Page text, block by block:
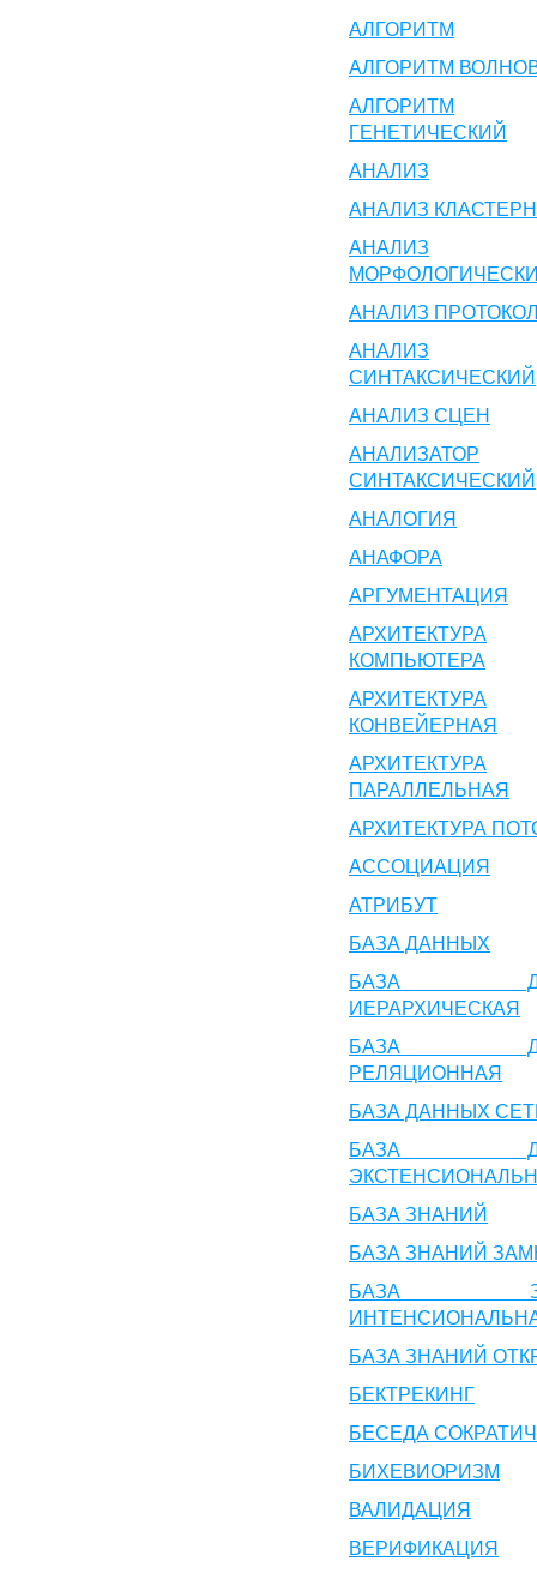
АЛГОРИТМ
АЛГОРИТМ
АЛГОРИТМ
ГЕНЕТИЧЕСКИЙ
АНАЛИЗ
АНАЛИЗ
АНАЛИЗ
АНАЛИЗ
АНАЛИЗ
СИНТАКСИЧЕСКИЙ
АНАЛИЗ СЦЕН
АНАЛИЗАТОР
СИНТАКСИЧЕСКИЙ
АНАЛОГИЯ
АНАФОРА
АРГУМЕНТАЦИЯ
АРХИТЕКТУРА
КОМПЬЮТЕРА
АРХИТЕКТУРА
КОНВЕЙЕРНАЯ
АРХИТЕКТУРА
ПАРАЛЛЕЛЬНАЯ
АРХИТЕКТУРА
АССОЦИАЦИЯ
АТРИБУТ
БАЗА ДАННЫХ
БАЗА
ИЕРАРХИЧЕСКАЯ
БАЗА
РЕЛЯЦИОННАЯ
БАЗА ДАННЫХ
БАЗА
БАЗА ЗНАНИЙ
БАЗА ЗНАНИЙ
БАЗА
БАЗА ЗНАНИЙ
БЕКТРЕКИНГ
БЕСЕДА
БИХЕВИОРИЗМ
ВАЛИДАЦИЯ
ВЕРИФИКАЦИЯ